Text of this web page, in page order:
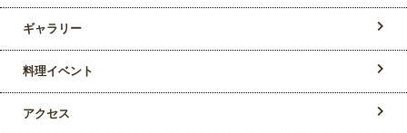
ギャラリー
料理イベント
アクセス